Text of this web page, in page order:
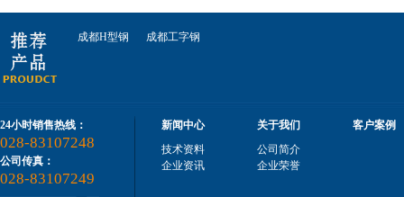
成都H型钢 成都工字钢
24小时销售热线：
028-83107248
公司传真：
028-83107249
新闻中心
技术资料
企业资讯
关于我们
公司简介
企业荣誉
客户案例